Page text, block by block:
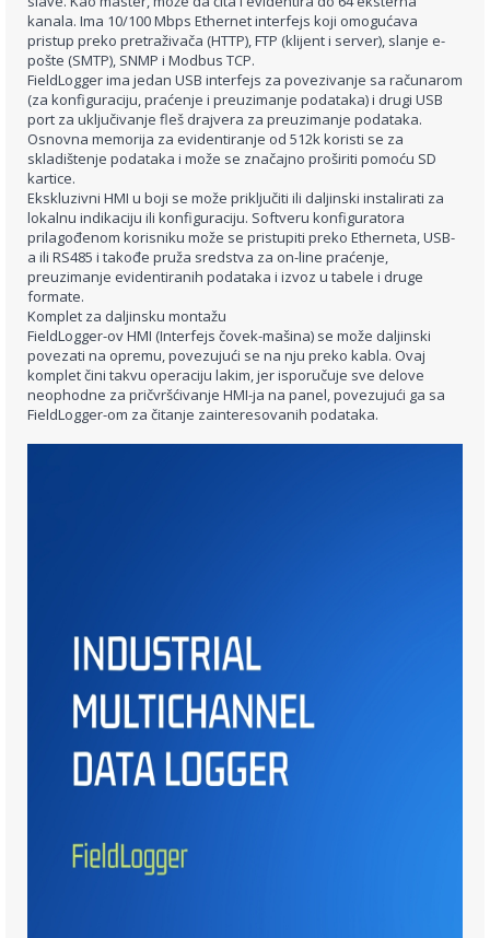
kanala. Ima 10/100 Mbps Ethernet interfejs koji omogućava
pristup preko pretraživača (HTTP), FTP (klijent i server), slanje e-
pošte (SMTP), SNMP i Modbus TCP.
FieldLogger ima jedan USB interfejs za povezivanje sa računarom
(za konfiguraciju, praćenje i preuzimanje podataka) i drugi USB
port za uključivanje fleš drajvera za preuzimanje podataka.
Osnovna memorija za evidentiranje od 512k koristi se za
skladištenje podataka i može se značajno proširiti pomoću SD
kartice.
Ekskluzivni HMI u boji se može priključiti ili daljinski instalirati za
lokalnu indikaciju ili konfiguraciju. Softveru konfiguratora
prilagođenom korisniku može se pristupiti preko Etherneta, USB-
a ili RS485 i takođe pruža sredstva za on-line praćenje,
preuzimanje evidentiranih podataka i izvoz u tabele i druge
formate.
Komplet za daljinsku montažu
FieldLogger-ov HMI (Interfejs čovek-mašina) se može daljinski
povezati na opremu, povezujući se na nju preko kabla. Ovaj
komplet čini takvu operaciju lakim, jer isporučuje sve delove
neophodne za pričvršćivanje HMI-ja na panel, povezujući ga sa
FieldLogger-om za čitanje zainteresovanih podataka.